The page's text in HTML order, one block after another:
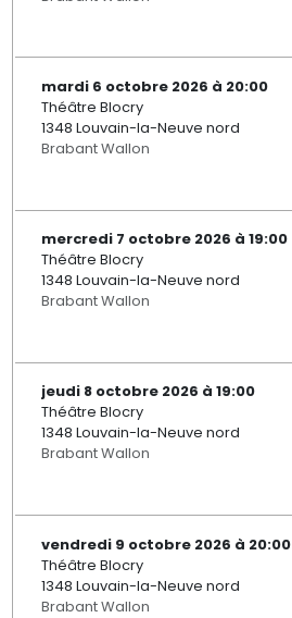
mardi 6 octobre 2026 à 20:00
Théâtre Blocry
1348 Louvain-la-Neuve nord
Brabant Wallon
mercredi 7 octobre 2026 à 19:00
Théâtre Blocry
1348 Louvain-la-Neuve nord
Brabant Wallon
jeudi 8 octobre 2026 à 19:00
Théâtre Blocry
1348 Louvain-la-Neuve nord
Brabant Wallon
vendredi 9 octobre 2026 à 20:00
Théâtre Blocry
1348 Louvain-la-Neuve nord
Brabant Wallon